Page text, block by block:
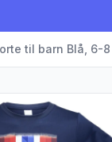
til barn Blå, 6-8